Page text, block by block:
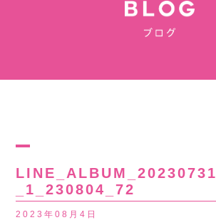
LINE_ALBUM_20230731
_1_230804_72
2023年08月4日